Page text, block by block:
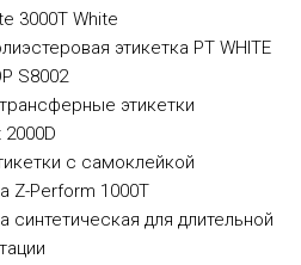
3000T White
этикетка PT WHITE
S8002
этикетки
с самоклейкой
Z-Perform 1000T
синтетическая для длительной